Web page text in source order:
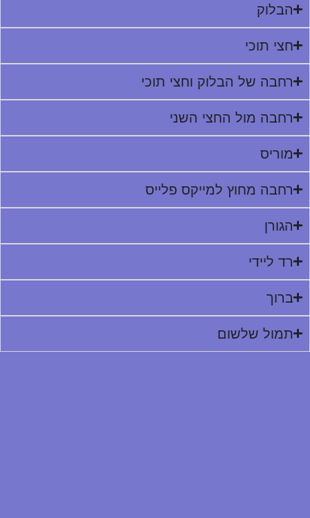
הבלוק
חצי תוכי
רחבה של הבלוק וחצי תוכי
רחבה מול החצי השני
מוריס
רחבה מחוץ למייקס פלייס
הגורן
רד ליידי
ברוך
תמול שלשום